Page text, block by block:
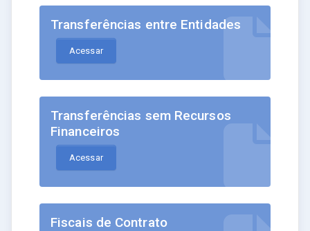
Transferências entre Entidades
Acessar
Transferências sem Recursos
Financeiros
Acessar
Fiscais de Contrato